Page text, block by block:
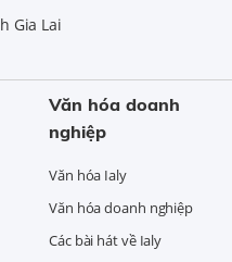
Gia Lai
Văn hóa doanh
nghiệp
Văn hóa Ialy
Văn hóa doanh nghiệp
Các bài hát về Ialy